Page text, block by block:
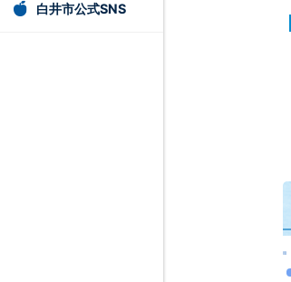
白井市公式SNS